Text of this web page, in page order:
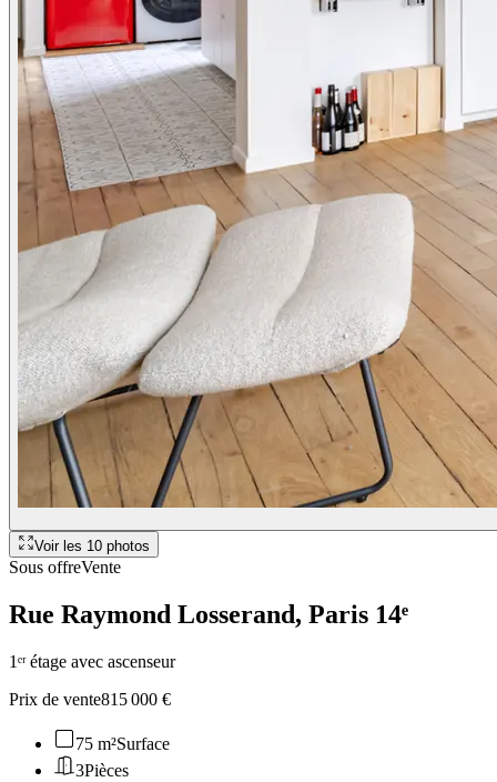
Voir les 10 photos
Sous offreVente
Rue Raymond Losserand, Paris 14ᵉ
1ᵉʳ étage avec ascenseur
Prix de vente815 000 €
75 m²Surface
3Pièces